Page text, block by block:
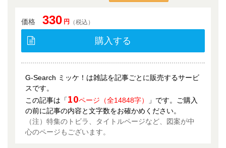
価格 330 円 （税込）
購入する
G-Search ミッケ！は雑誌を記事ごとに販売するサービ
スです。
この記事は「10ページ（全14848字）
」です。ご購入
の前に記事の内容と文字数をお確かめください。
（注）特集のトビラ、タイトルページなど、図案が中
心のページもございます。